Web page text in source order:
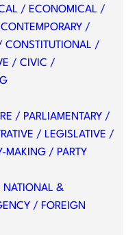
/ ECONOMICAL /
/
CONSTITUTIONAL /
/ CIVIC /
/ PARLIAMENTARY /
/ LEGISLATIVE /
MAKING / PARTY
NATIONAL &
/ FOREIGN